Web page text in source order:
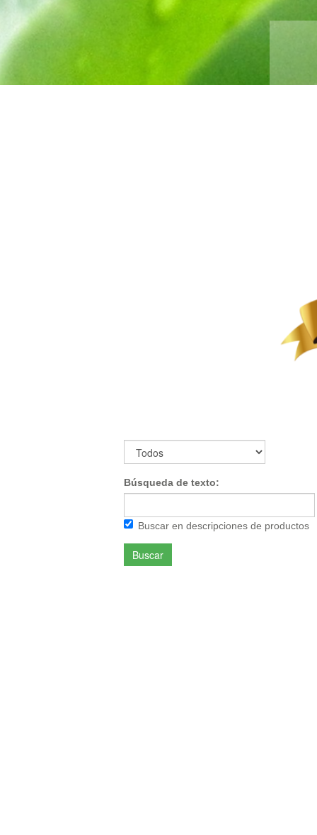
Búsqueda de texto:
Buscar en descripciones de productos
Buscar